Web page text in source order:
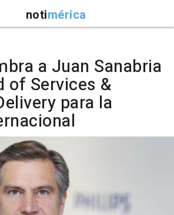
notimérica
a Juan Sanabria
of Services &
para la